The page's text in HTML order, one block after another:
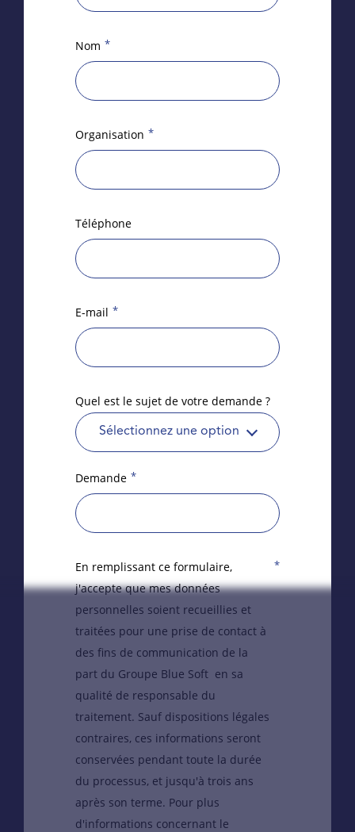
Nom *
Organisation *
Téléphone
E-mail *
Quel est le sujet de votre demande ?
Sélectionnez une option
Demande *
En remplissant ce formulaire,
j'accepte que mes données
personnelles soient recueillies et
traitées pour une prise de contact à
des fins de communication de la
part du Groupe Blue Soft en sa
qualité de responsable du
traitement. Sauf dispositions légales
contraires, ces informations seront
conservées pendant toute la durée
du processus, et jusqu'à trois ans
après son terme. Pour plus
d'informations concernant le
*